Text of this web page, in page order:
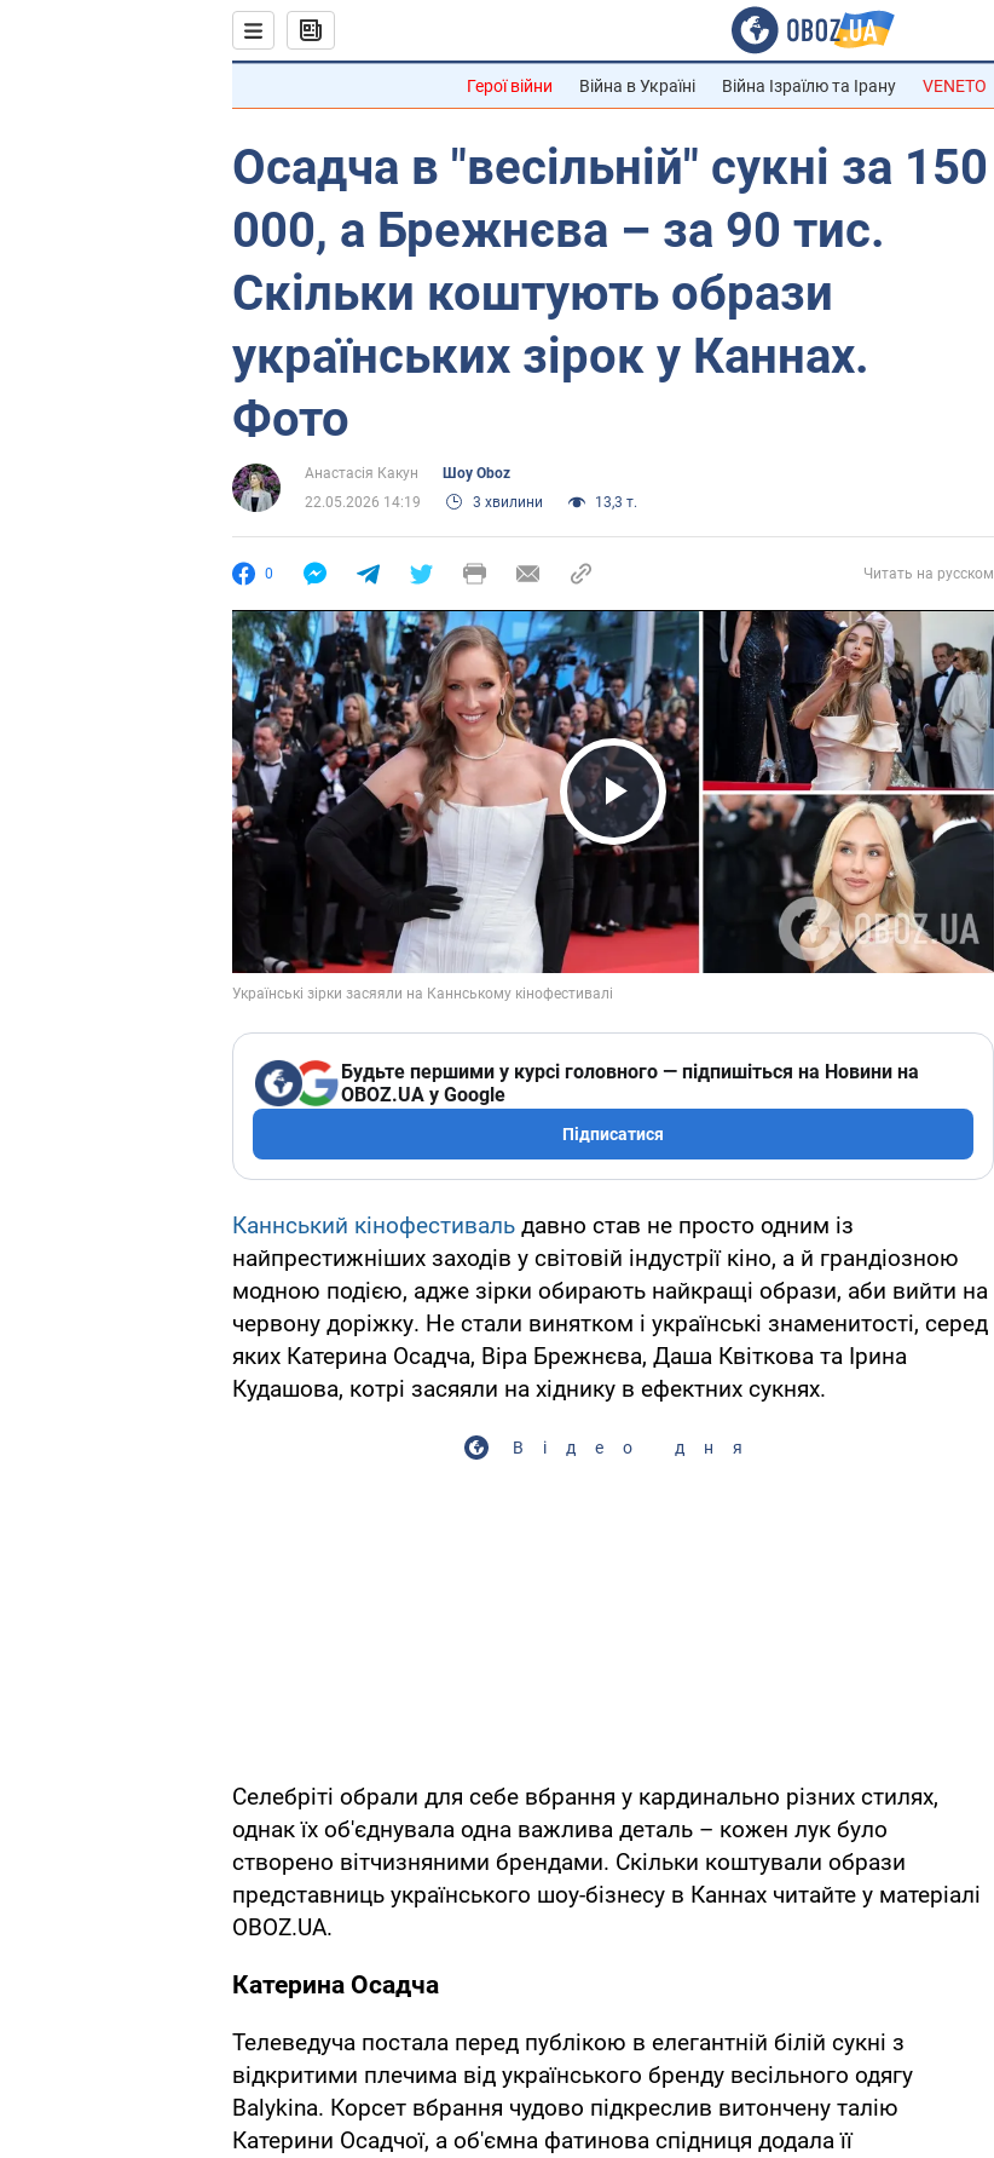
Герої війни Війна в Україні Війна Ізраїлю та Ірану VENETO
Осадча в "весільній" сукні за 150
000, а Брежнєва – за 90 тис.
Скільки коштують образи
українських зірок у Каннах.
Фото
Анастасія Какун
Шоу Oboz
22.05.2026 14:19
3 хвилини 13,3 т.
0 Читать на русском
Play Video
Будьте першими у курсі головного — підпишіться на Новини на
OBOZ.UA у Google
Підписатися
Каннський кінофестиваль давно став не просто одним із
найпрестижніших заходів у світовій індустрії кіно, а й грандіозною
модною подією, адже зірки обирають найкращі образи, аби вийти на
червону доріжку. Не стали винятком і українські знаменитості, серед
яких Катерина Осадча, Віра Брежнєва, Даша Квіткова та Ірина
Кудашова, котрі засяяли на хіднику в ефектних сукнях.
Відео дня
Селебріті обрали для себе вбрання у кардинально різних стилях,
однак їх об'єднувала одна важлива деталь – кожен лук було
створено вітчизняними брендами. Скільки коштували образи
представниць українського шоу-бізнесу в Каннах читайте у матеріалі
OBOZ.UA.
Катерина Осадча
Телеведуча постала перед публікою в елегантній білій сукні з
відкритими плечима від українського бренду весільного одягу
Balykina. Корсет вбрання чудово підкреслив витончену талію
Катерини Осадчої, а об'ємна фатинова спідниця додала її